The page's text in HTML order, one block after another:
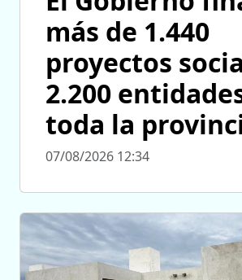
más de 1.440
proyectos
2.200
toda la
07/08/2026 12:34